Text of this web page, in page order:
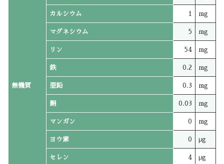
無機質
カルシウム 1 mg
マグネシウム 5 mg
リン 54 mg
鉄 0.2 mg
亜鉛 0.3 mg
銅 0.03 mg
マンガン 0 mg
ヨウ素 0 μg
セレン 4 μg